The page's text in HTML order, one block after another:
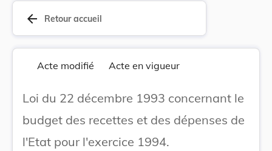
arrow_back Retour accueil
Acte modifié Acte en vigueur
Loi du 22 décembre 1993 concernant le
budget des recettes et des dépenses de
l'Etat pour l'exercice 1994.